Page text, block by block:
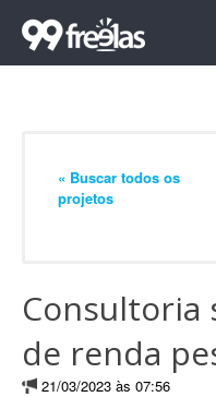
« Buscar todos os
projetos
Consultoria
de renda
21/03/2023 às 07:56